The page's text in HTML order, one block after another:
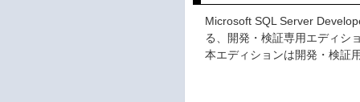
Microsoft SQL Server
る、開発・検証専用エディシ
本エディションは開発・検証